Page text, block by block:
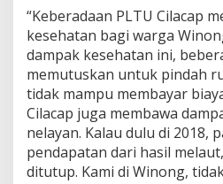
“Keberadaan PLTU Cilacap
kesehatan bagi warga
dampak kesehatan ini,
memutuskan untuk pindah
tidak mampu membayar
Cilacap juga membawa
nelayan. Kalau dulu di 2018,
pendapatan dari hasil
ditutup. Kami di Winong,